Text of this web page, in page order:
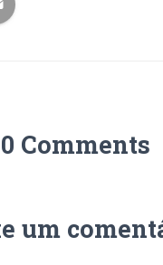
0 Comments
um